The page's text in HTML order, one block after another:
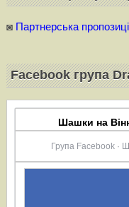
◙ Партнерська
Facebook група
Шашки на
Група Facebook